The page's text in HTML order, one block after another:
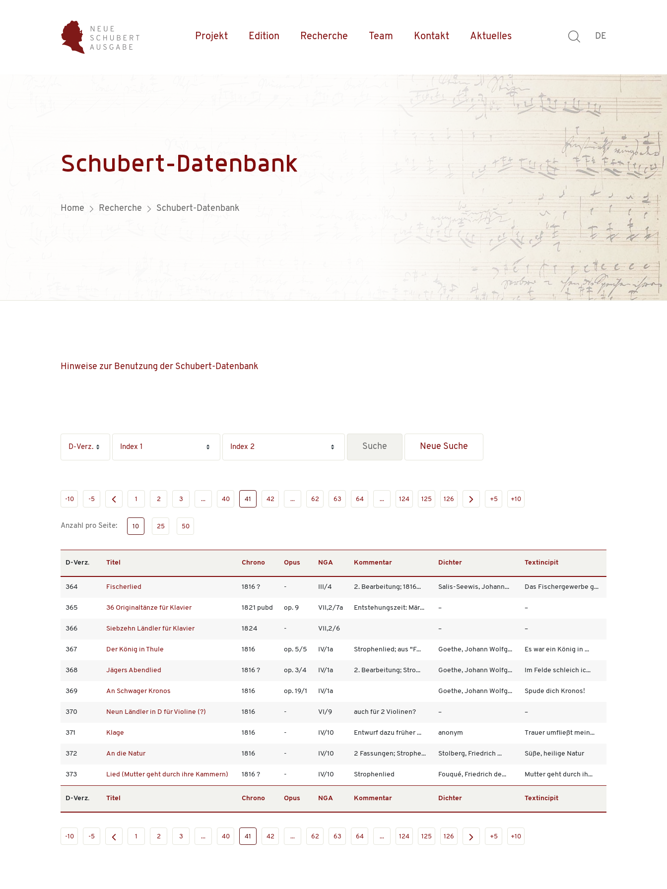
Projekt Edition Recherche Team Kontakt Aktuelles DE
Schubert-Datenbank
Home Recherche Schubert-Datenbank
Hinweise zur Benutzung der Schubert-Datenbank
Neue Suche
-10 -5 1 2 3 ... 40 41 42 ... 62 63 64 ... 124 125 126 +5 +10
Anzahl pro Seite: 10 25 50
D-Verz. Titel Chrono Opus NGA Kommentar Dichter Textincipit
364 Fischerlied 1816 ? - III/4 2. Bearbeitung; 1816... Salis-Seewis, Johann... Das Fischergewerbe g...
365 36 Originaltänze für Klavier 1821 pubd op. 9 VII,2/7a Entstehungszeit: Mär... – –
366 Siebzehn Ländler für Klavier 1824 - VII,2/6 – –
367 Der König in Thule 1816 op. 5/5 IV/1a Strophenlied; aus "F... Goethe, Johann Wolfg... Es war ein König in ...
368 Jägers Abendlied 1816 ? op. 3/4 IV/1a 2. Bearbeitung; Stro... Goethe, Johann Wolfg... Im Felde schleich ic...
369 An Schwager Kronos 1816 op. 19/1 IV/1a Goethe, Johann Wolfg... Spude dich Kronos!
370 Neun Ländler in D für Violine (?) 1816 - VI/9 auch für 2 Violinen? – –
371 Klage 1816 - IV/10 Entwurf dazu früher ... anonym Trauer umfließt mein...
372 An die Natur 1816 - IV/10 2 Fassungen; Strophe... Stolberg, Friedrich ... Süße, heilige Natur
373 Lied (Mutter geht durch ihre Kammern) 1816 ? - IV/10 Strophenlied Fouqué, Friedrich de... Mutter geht durch ih...
D-Verz. Titel Chrono Opus NGA Kommentar Dichter Textincipit
-10 -5 1 2 3 ... 40 41 42 ... 62 63 64 ... 124 125 126 +5 +10